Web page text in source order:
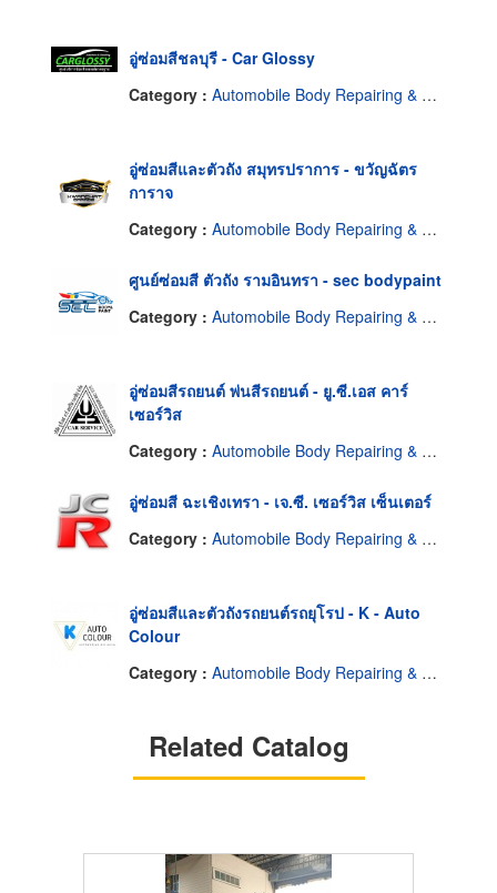
อู่ซ่อมสีชลบุรี - Car Glossy
Category : Automobile Body Repairing & Painting
อู่ซ่อมสีและตัวถัง สมุทรปราการ - ขวัญฉัตร
การาจ
Category : Automobile Body Repairing & Painting
ศูนย์ซ่อมสี ตัวถัง รามอินทรา - sec bodypaint
Category : Automobile Body Repairing & Painting
อู่ซ่อมสีรถยนต์ พ่นสีรถยนต์ - ยู.ซี.เอส คาร์
เซอร์วิส
Category : Automobile Body Repairing & Painting
อู่ซ่อมสี ฉะเชิงเทรา - เจ.ซี. เซอร์วิส เซ็นเตอร์
Category : Automobile Body Repairing & Painting
อู่ซ่อมสีและตัวถังรถยนต์รถยุโรป - K - Auto
Colour
Category : Automobile Body Repairing & Painting
Related Catalog